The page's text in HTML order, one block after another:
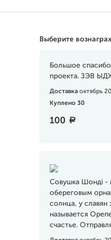
Выберите
Большое
проекта. ЗЭВ
Доставка октябрь
Куплено 30
100 a
Совушка Шондi -
обереговым
солнца, у славян
называется
счастье.